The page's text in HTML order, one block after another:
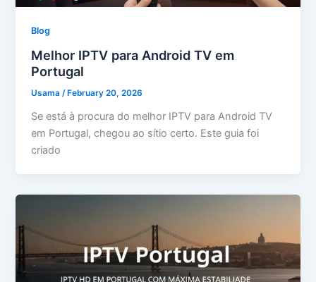
Blog
Melhor IPTV para Android TV em
Portugal
Usama/ February 20, 2026
Se está à procura do melhor IPTV para Android TV
em Portugal, chegou ao sítio certo. Este guia foi
criado